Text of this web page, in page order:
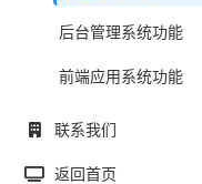
后台管理系统功能
前端应用系统功能
联系我们
返回首页